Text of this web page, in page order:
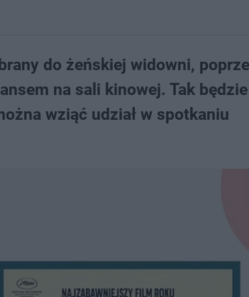
do żeńskiej widowni,
na sali kinowej. Tak będzie
wziąć udział w spotkaniu